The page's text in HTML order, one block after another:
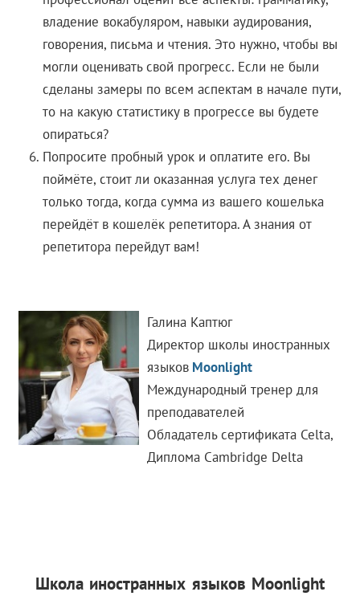
владение вокабуляром, навыки аудирования,
говорения, письма и чтения. Это нужно, чтобы вы
могли оценивать свой прогресс. Если не были
сделаны замеры по всем аспектам в начале пути,
то на какую статистику в прогрессе вы будете
опираться?
Попросите пробный урок и оплатите его. Вы
поймёте, стоит ли оказанная услуга тех денег
только тогда, когда сумма из вашего кошелька
перейдёт в кошелёк репетитора. А знания от
репетитора перейдут вам!
Галина Каптюг
Директор школы иностранных
языков Moonlight
Международный тренер для
преподавателей
Обладатель сертификата Celta,
Диплома Cambridge Delta
Школа иностранных языков Moonlight